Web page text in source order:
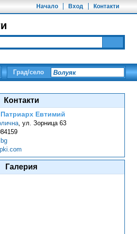
Начало Вход Контакти
Град/село
Контакти
Евтимий
, ул. Зорница 63
Галерия